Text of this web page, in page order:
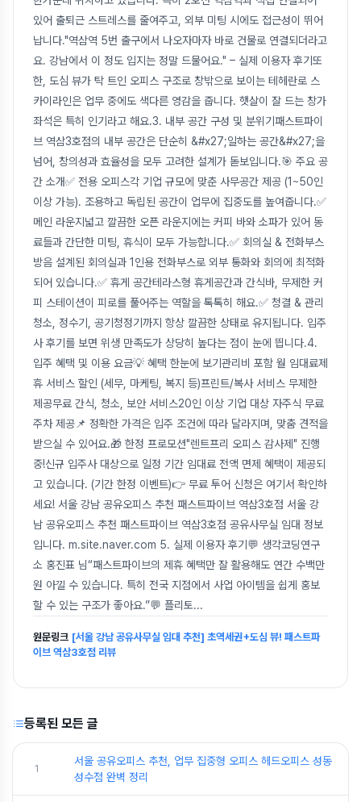
있어 출퇴근 스트레스를 줄여주고, 외부 미팅 시에도 접근성이 뛰어
납니다."역삼역 5번 출구에서 나오자마자 바로 건물로 연결되더라고
요. 강남에서 이 정도 입지는 정말 드물어요." – 실제 이용자 후기또
한, 도심 뷰가 탁 트인 오피스 구조로 창밖으로 보이는 테헤란로 스
카이라인은 업무 중에도 색다른 영감을 줍니다. 햇살이 잘 드는 창가
좌석은 특히 인기라고 해요.3. 내부 공간 구성 및 분위기패스트파이
브 역삼3호점의 내부 공간은 단순히 &#x27;일하는 공간&#x27;을
넘어, 창의성과 효율성을 모두 고려한 설계가 돋보입니다.🎯 주요 공
간 소개✅ 전용 오피스각 기업 규모에 맞춘 사무공간 제공 (1~50인
이상 가능). 조용하고 독립된 공간이 업무에 집중도를 높여줍니다.✅
메인 라운지넓고 깔끔한 오픈 라운지에는 커피 바와 소파가 있어 동
료들과 간단한 미팅, 휴식이 모두 가능합니다.✅ 회의실 & 전화부스
방음 설계된 회의실과 1인용 전화부스로 외부 통화와 회의에 최적화
되어 있습니다.✅ 휴게 공간테라스형 휴게공간과 간식바, 무제한 커
피 스테이션이 피로를 풀어주는 역할을 톡톡히 해요.✅ 청결 & 관리
청소, 정수기, 공기청정기까지 항상 깔끔한 상태로 유지됩니다. 입주
사 후기를 보면 위생 만족도가 상당히 높다는 점이 눈에 띕니다.4.
입주 혜택 및 이용 요금💡 혜택 한눈에 보기관리비 포함 월 임대료제
휴 서비스 할인 (세무, 마케팅, 복지 등)프린트/복사 서비스 무제한
제공무료 간식, 청소, 보안 서비스20인 이상 기업 대상 자주식 무료
주차 제공📌 정확한 가격은 입주 조건에 따라 달라지며, 맞춤 견적을
받으실 수 있어요.🎁 한정 프로모션"렌트프리 오피스 감사제" 진행
중!신규 입주사 대상으로 일정 기간 임대료 전액 면제 혜택이 제공되
고 있습니다. (기간 한정 이벤트)👉 무료 투어 신청은 여기서 확인하
세요! 서울 강남 공유오피스 추천 패스트파이브 역삼3호점 서울 강
남 공유오피스 추천 패스트파이브 역삼3호점 공유사무실 임대 정보
입니다. m.site.naver.com 5. 실제 이용자 후기💬 생각코딩연구
소 홍진표 님“패스트파이브의 제휴 혜택만 잘 활용해도 연간 수백만
원 아낄 수 있습니다. 특히 전국 지점에서 사업 아이템을 쉽게 홍보
할 수 있는 구조가 좋아요.”💬 플리토...
원문링크 [서울 강남 공유사무실 임대 추천] 초역세권+도심 뷰! 패스트파
이브 역삼3호점 리뷰
등록된 모든 글
1
서울 공유오피스 추천, 업무 집중형 오피스 헤드오피스 성동
성수점 완벽 정리